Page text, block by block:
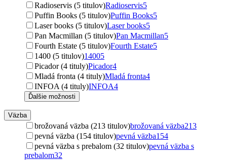
Radioservis (5 titulov)Radioservis5
Puffin Books (5 titulov)Puffin Books5
Laser books (5 titulov)Laser books5
Pan Macmillan (5 titulov)Pan Macmillan5
Fourth Estate (5 titulov)Fourth Estate5
1400 (5 titulov)14005
Picador (4 tituly)Picador4
Mladá fronta (4 tituly)Mladá fronta4
INFOA (4 tituly)INFOA4
Ďalšie možnosti
Väzba
brožovaná väzba (213 titulov)brožovaná väzba213
pevná väzba (154 titulov)pevná väzba154
pevná väzba s prebalom (32 titulov)pevná väzba s
prebalom32